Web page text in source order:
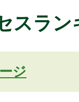
スラン
ジ